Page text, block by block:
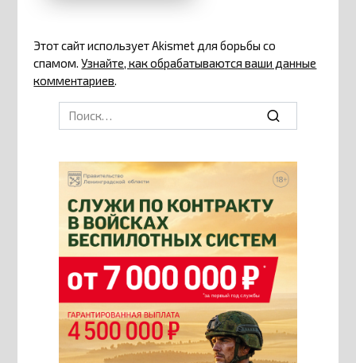
Этот сайт использует Akismet для борьбы со
спамом.Узнайте, как обрабатываются ваши данные
комментариев
Search
for: